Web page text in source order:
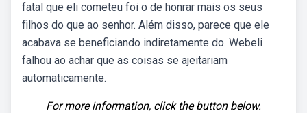
fatal que eli cometeu foi o de honrar mais os seus
filhos do que ao senhor. Além disso, parece que ele
acabava se beneficiando indiretamente do. Webeli
falhou ao achar que as coisas se ajeitariam
automaticamente.
For more information, click the button below.